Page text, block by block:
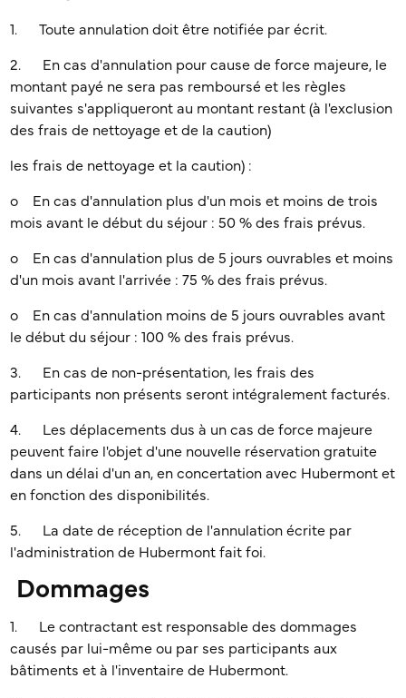
1. Toute annulation doit être notifiée par écrit.
2. En cas d'annulation pour cause de force majeure, le
montant payé ne sera pas remboursé et les règles
suivantes s'appliqueront au montant restant (à l'exclusion
des frais de nettoyage et de la caution)
les frais de nettoyage et la caution) :
o En cas d'annulation plus d'un mois et moins de trois
mois avant le début du séjour : 50 % des frais prévus.
o En cas d'annulation plus de 5 jours ouvrables et moins
d'un mois avant l'arrivée : 75 % des frais prévus.
o En cas d'annulation moins de 5 jours ouvrables avant
le début du séjour : 100 % des frais prévus.
3. En cas de non-présentation, les frais des
participants non présents seront intégralement facturés.
4. Les déplacements dus à un cas de force majeure
peuvent faire l'objet d'une nouvelle réservation gratuite
dans un délai d'un an, en concertation avec Hubermont et
en fonction des disponibilités.
5. La date de réception de l'annulation écrite par
l'administration de Hubermont fait foi.
Dommages
1. Le contractant est responsable des dommages
causés par lui-même ou par ses participants aux
bâtiments et à l'inventaire de Hubermont.